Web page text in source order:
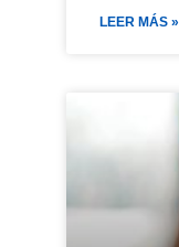
LEER MÁS »